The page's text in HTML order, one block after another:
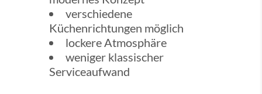
verschiedene
Küchenrichtungen möglich
lockere Atmosphäre
weniger klassischer
Serviceaufwand